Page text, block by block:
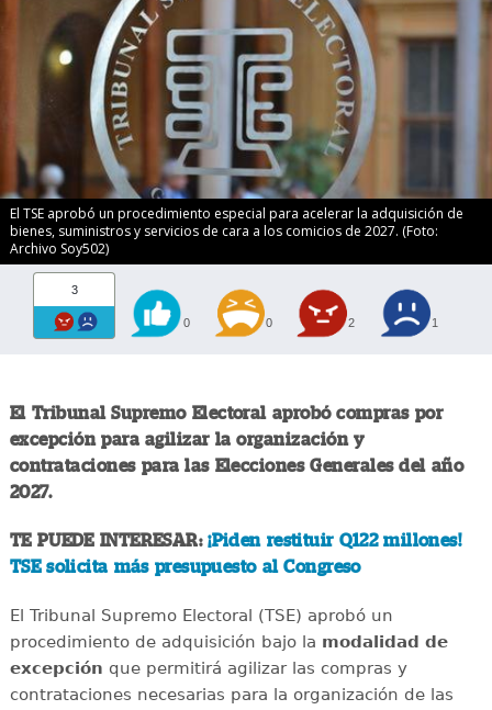
El TSE aprobó un procedimiento especial para acelerar la adquisición de
bienes, suministros y servicios de cara a los comicios de 2027. (Foto:
Archivo Soy502)
3
0 0 2 1
El Tribunal Supremo Electoral aprobó compras por
excepción para agilizar la organización y
contrataciones para las Elecciones Generales del año
2027.
TE PUEDE INTERESAR:¡Piden restituir Q122 millones!
TSE solicita más presupuesto al Congreso
El Tribunal Supremo Electoral (TSE) aprobó un
procedimiento de adquisición bajo la modalidad de
excepción que permitirá agilizar las compras y
contrataciones necesarias para la organización de las